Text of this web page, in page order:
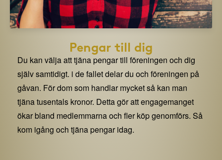
Pengar till dig
Du kan välja att tjäna pengar till föreningen och dig
själv samtidigt. i de fallet delar du och föreningen på
gåvan. För dom som handlar mycket så kan man
tjäna tusentals kronor. Detta gör att engagemanget
ökar bland medlemmarna och fler köp genomförs. Så
kom igång och tjäna pengar idag.